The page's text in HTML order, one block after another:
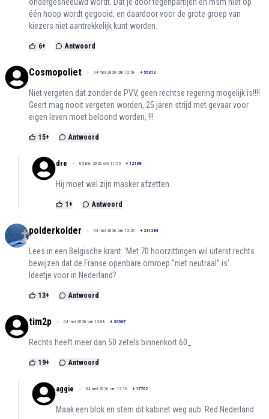
ondergesneeuwd wordt. Dat je door tegenpartijen en msm niet op
één hoop wordt gegooid, en daardoor voor de grote groep van
kiezers niet aantrekkelijk kunt worden.
6+ Antwoord
Cosmopoliet 04 mei 2026 om 12:58 + 55312
Niet vergeten dat zonder de PVV, geen rechtse regering mogelijk is!!!!
Geert mag nooit vergeten worden, 25 jaren strijd met gevaar voor
eigen leven moet beloond worden, !!!
15+ Antwoord
dre 05 mei 2026 om 11:55 + 12108
Hij moet wel zijn masker afzetten
1 + Antwoord
polderkolder 04 mei 2026 om 12:26 + 231284
Lees in een Belgische krant: 'Met 70 hoorzittingen wil uiterst rechts
bewijzen dat de Franse openbare omroep “niet neutraal” is'.
Ideetje voor in Nederland?
13+ Antwoord
tim2p 04 mei 2026 om 12:08 + 36567
Rechts heeft meer dan 50 zetels binnenkort 60_
19+ Antwoord
aggie 04 mei 2026 om 12:16 + 17702
Maak een blok en stem dit kabinet weg aub. Red Nederland